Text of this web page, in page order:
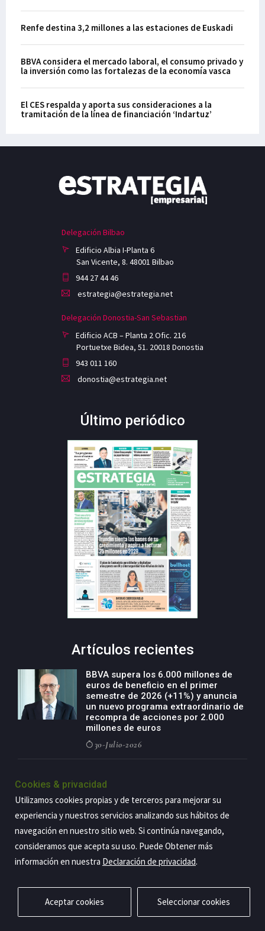
Renfe destina 3,2 millones a las estaciones de Euskadi
BBVA considera el mercado laboral, el consumo privado y
la inversión como las fortalezas de la economía vasca
El CES respalda y aporta sus consideraciones a la
tramitación de la línea de financiación ‘Indartuz’
Delegación Bilbao
Edificio Albia I-Planta 6
San Vicente, 8. 48001 Bilbao
944 27 44 46
estrategia@estrategia.net
Delegación Donostia-San Sebastian
Edificio ACB – Planta 2 Ofic. 216
Portuetxe Bidea, 51. 20018 Donostia
943 011 160
donostia@estrategia.net
Último periódico
Artículos recientes
BBVA supera los 6.000 millones de
euros de beneficio en el primer
semestre de 2026 (+11%) y anuncia
un nuevo programa extraordinario de
recompra de acciones por 2.000
millones de euros
30-Julio-2026
negocio agro con un modelo global
de especialización presente en siete
países
29-Julio-2026
Privacidad Aviso legal Política de cookies Contacto RSS
Cookies & privacidad
Utilizamos cookies propias y de terceros para mejorar su
experiencia y nuestros servicios analizando sus hábitos de
navegación en nuestro sitio web. Si continúa navegando,
consideramos que acepta su uso. Puede Obtener más
información en nuestra Declaración de privacidad.
Aceptar cookies Seleccionar cookies